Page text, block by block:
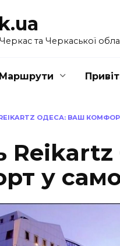
та Черкаської
Маршрути
ОДЕСА: ВАШ
у